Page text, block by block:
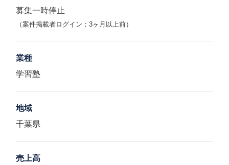
募集一時停止
（案件掲載者ログイン：3ヶ月以上前）
業種
学習塾
地域
千葉県
売上高